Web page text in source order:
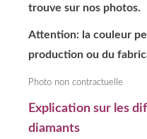
trouve sur nos photos.
Attention: la couleur
production ou du
Photo non contractuelle
Explication sur les
diamants